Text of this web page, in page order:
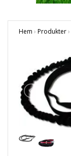
Hem › Produkter›